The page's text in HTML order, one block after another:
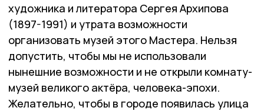
художника и литератора Сергея Архипова
(1897-1991) и утрата возможности
организовать музей этого Мастера. Нельзя
допустить, чтобы мы не использовали
нынешние возможности и не открыли комнату-
музей великого актёра, человека-эпохи.
Желательно, чтобы в городе появилась улица